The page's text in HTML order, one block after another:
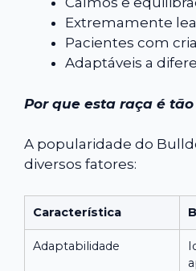
Extremamente
Pacientes com
Adaptáveis a
Por que esta raça é
A popularidade do
diversos fatores:
Característica
Adaptabilidade